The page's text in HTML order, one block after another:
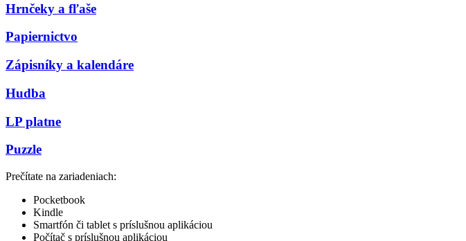
Hrnčeky a fľaše
Papiernictvo
Zápisníky a kalendáre
Hudba
LP platne
Puzzle
Prečítate na zariadeniach:
Pocketbook
Kindle
Smartfón či tablet s príslušnou aplikáciou
Počítač s príslušnou aplikáciou